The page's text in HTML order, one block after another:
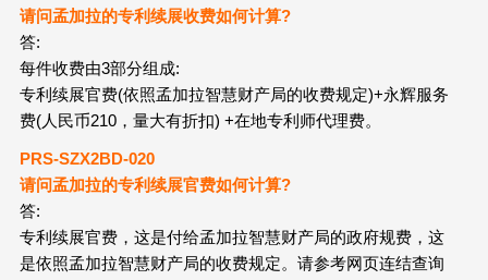
请问孟加拉的专利续展收费如何计算?
答:
每件收费由3部分组成:
专利续展官费(依照孟加拉智慧财产局的收费规定)+永辉服务
费(人民币210，量大有折扣) +在地专利师代理费。
PRS-SZX2BD-020
请问孟加拉的专利续展官费如何计算?
答:
专利续展官费，这是付给孟加拉智慧财产局的政府规费，这
是依照孟加拉智慧财产局的收费规定。请参考网页连结查询